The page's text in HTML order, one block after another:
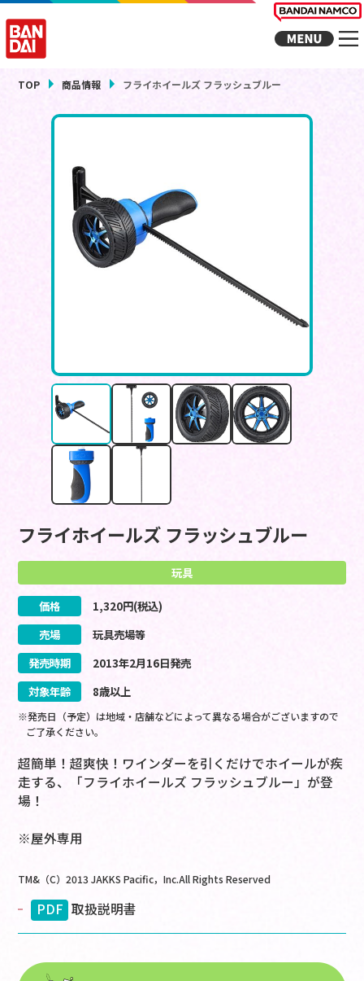
TOP 商品情報 フライホイールズ フラッシュブルー
フライホイールズ フラッシュブルー
玩具
価格 1,320円(税込)
売場
玩具売場等
発売時期
2013年2月16日発売
対象年齢
8歳以上
※発売日（予定）は地域・店舗などによって異なる場合がございますので
ご了承ください。
超簡単！超爽快！ワインダーを引くだけでホイールが疾
走する、「フライホイールズ フラッシュブルー」が登
場！
※屋外専用
TM&（C）2013 JAKKS Pacific，Inc.All Rights Reserved
PDF 取扱説明書